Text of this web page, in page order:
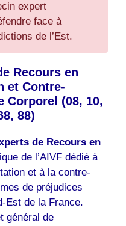
expert
face à
de l’Est.
Recours en
et Contre-
Corporel (08, 10,
88)
de Recours en
de l’AIVF dédié à
et à la contre-
de préjudices
Est de la France.
général de